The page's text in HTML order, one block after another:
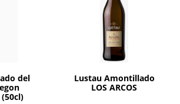
del
Lustau Amontillado
LOS ARCOS
AÑADIR